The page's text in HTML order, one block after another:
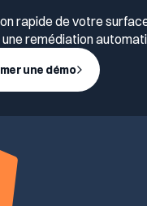
rapide de votre
remédiation
une démo